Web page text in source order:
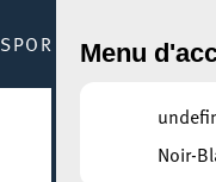
SPORT & RÉCRÉATION
Menu
Noir-